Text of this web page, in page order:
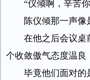
“仪倾啊，辛苦
陈仪倾那一声像
在他之后会议桌
个收敛傲气态度温良
毕竟他们面对的